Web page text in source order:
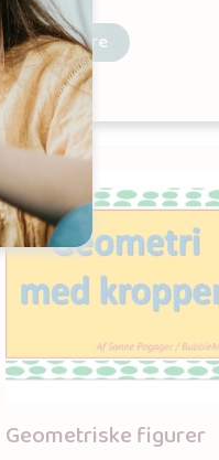
Læs mere
Geometriske figurer